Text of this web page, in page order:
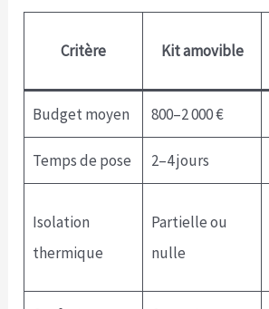
Critère Kit amovible
Budget moyen 800–2 000 €
Temps de pose 2–4 jours
Isolation
thermique
Partielle ou
nulle